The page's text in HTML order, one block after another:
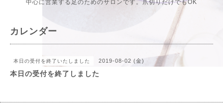
中心に営業する足のためのサロンです。爪切りだけでもOK
カレンダー
本日の受付を終了いたしました 2019-08-02 (金)
本日の受付を終了しました